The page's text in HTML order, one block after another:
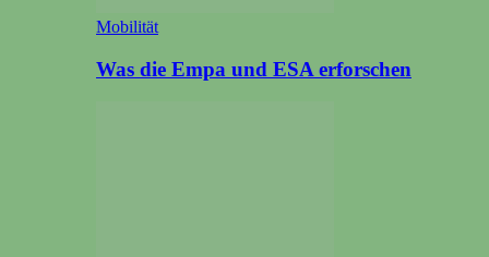
Mobilität
Was die Empa und ESA erforschen